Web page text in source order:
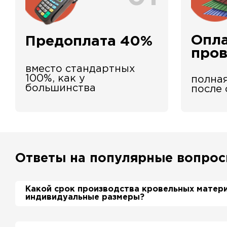
Предоплата 40%
вместо стандартных
100%, как у
большинства
после
Ответы на популярные
Какой срок производства кровельных
индивидуальные размеры?